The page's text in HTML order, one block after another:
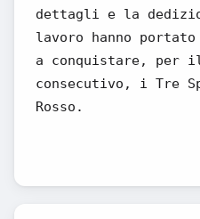
dettagli e la
lavoro hanno portato
a conquistare, per il
consecutivo, i Tre
Rosso.